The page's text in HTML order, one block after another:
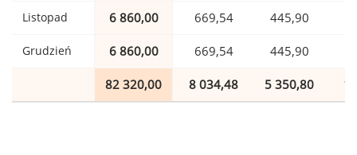
Listopad 6 860,00 669,54 445,90
Grudzień 6 860,00 669,54 445,90
82 320,00 8 034,48 5 350,80 1